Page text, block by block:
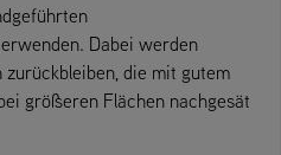
Dabei werden
die mit gutem
größeren Flächen nachgesät